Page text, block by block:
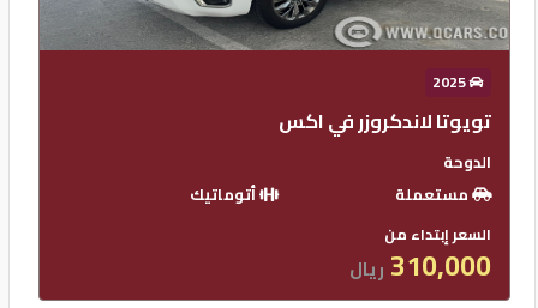
2025
تويوتا لاندكروزر في اكس
الدوحة
مستعملة
أتوماتيك
السعر إبتداء من
310,000 ريال